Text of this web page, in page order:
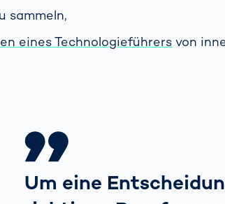
sammeln,
eines Technologieführers von
Um eine